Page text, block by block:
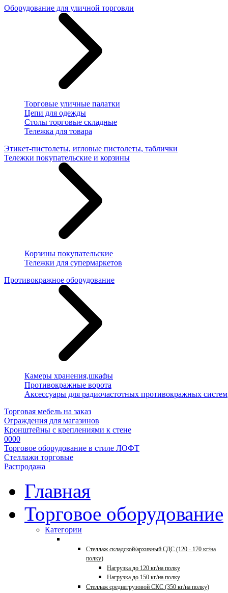
Оборудование для уличной торговли
Торговые уличные палатки
Цепи для одежды
Столы торговые складные
Тележка для товара
Этикет-пистолеты, игловые пистолеты, таблички
Тележки покупательские и корзины
Корзины покупательские
Тележки для супермаркетов
Противокражное оборудование
Камеры хранения,шкафы
Противокражные ворота
Аксессуары для радиочастотных противокражных систем
Торговая мебель на заказ
Ограждения для магазинов
Кронштейны с креплениями к стене
0000
Торговое оборудование в стиле ЛОФТ
Стеллажи торговые
Распродажа
Главная
Торговое оборудование
Категории
Стеллаж складской/архивный СДС (120 - 170 кг/на
полку)
Нагрузка до 120 кг/на полку
Нагрузка до 150 кг/на полку
Стеллаж среднегрузовой СКС (350 кг/на полку)